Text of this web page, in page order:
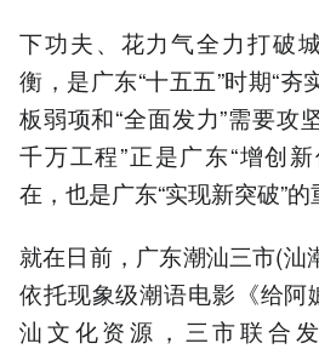
下功夫、花力气全力打破
衡，是广东“十五五”时期“夯
板弱项和“全面发力”需要攻
千万工程”正是广东“增创
在，也是广东“实现新突破”的
就在日前，广东潮汕三市(汕
依托现象级潮语电影《给阿
汕文化资源，三市联合